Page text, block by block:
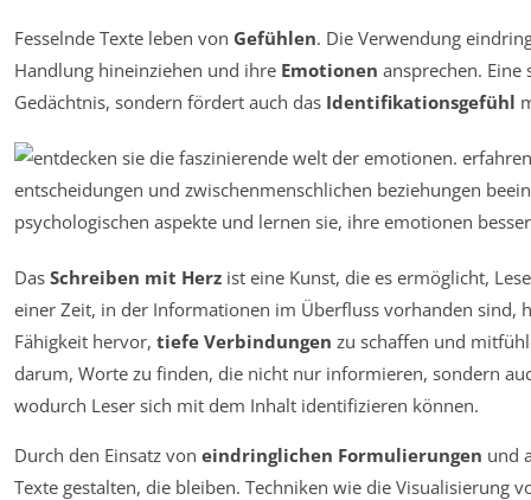
Fesselnde Texte leben von Gefühlen. Die Verwendung
Handlung hineinziehen und ihre Emotionen ansprechen.
Gedächtnis, sondern fördert auch das Identifikationsgefühl
Das Schreiben mit Herz ist eine Kunst, die es ermöglicht,
einer Zeit, in der Informationen im Überfluss vorhanden sind,
Fähigkeit hervor, tiefe Verbindungen zu schaffen und
darum, Worte zu finden, die nicht nur informieren, sondern
wodurch Leser sich mit dem Inhalt identifizieren können.
Durch den Einsatz von eindringlichen Formulierungen und
Texte gestalten, die bleiben. Techniken wie die Visualisierung